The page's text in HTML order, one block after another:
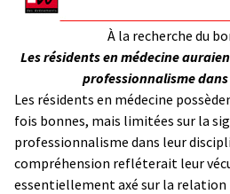
À la recherche du
Les résidents en médecine
professionnalisme
Les résidents en médecine
fois bonnes, mais limitées sur la
professionnalisme dans leur
compréhension refléterait leur
essentiellement axé sur la